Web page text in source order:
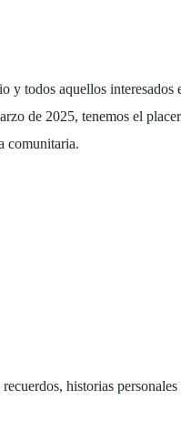
y todos aquellos
de 2025, tenemos el
comunitaria.
historias